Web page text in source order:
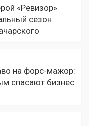
«Ревизор»
сезон
на форс-мажор:
спасают бизнес